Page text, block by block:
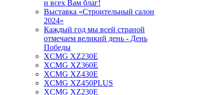
и всех Вам благ!
Выставка «Строительный салон
2024»
Каждый год мы всей страной
отмечаем великий день - День
Победы
XCMG XZ230E
XCMG XZ360E
XCMG XZ430E
XCMG XZ450PLUS
XCMG XZ230E